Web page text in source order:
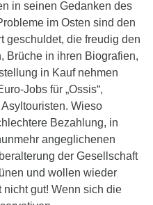
in seinen Gedanken des
im Osten sind den
geschuldet, die freudig den
Brüche in ihren Biografien,
in Kauf nehmen
Jobs für „Ossis“,
Wieso
Bezahlung, in
angeglichenen
der Gesellschaft
und wollen wieder
gut! Wenn sich die